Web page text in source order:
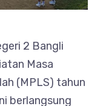
2 Bangli
Masa
(MPLS) tahun
berlangsung